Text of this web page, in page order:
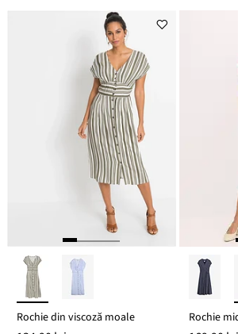
Rochie din viscoză moale Rochie